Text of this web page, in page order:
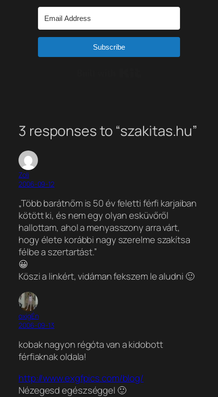
Subscribe
3 responses to “szakitas.hu”
Zoli
2006-09-12
„Több barátnőm is 50 év feletti férfi karjaiban
kötött ki, és nem egy olyan esküvőről
hallottam, ahol a menyasszony arra várt,
hogy élete korábbi nagy szerelme szakítsa
félbe a szertartást.”
😀
Köszi a linkért, vidáman fekszem le aludni 🙂
oxigÉn
2006-09-13
kobak nagyon régóta van a kidobott
férfiaknak oldala!
http://www.exgfpics.com/blog/
Nézegesd egészséggel 🙂